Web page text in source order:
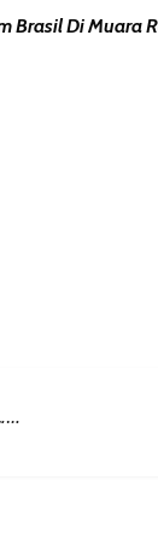
Brasil Di